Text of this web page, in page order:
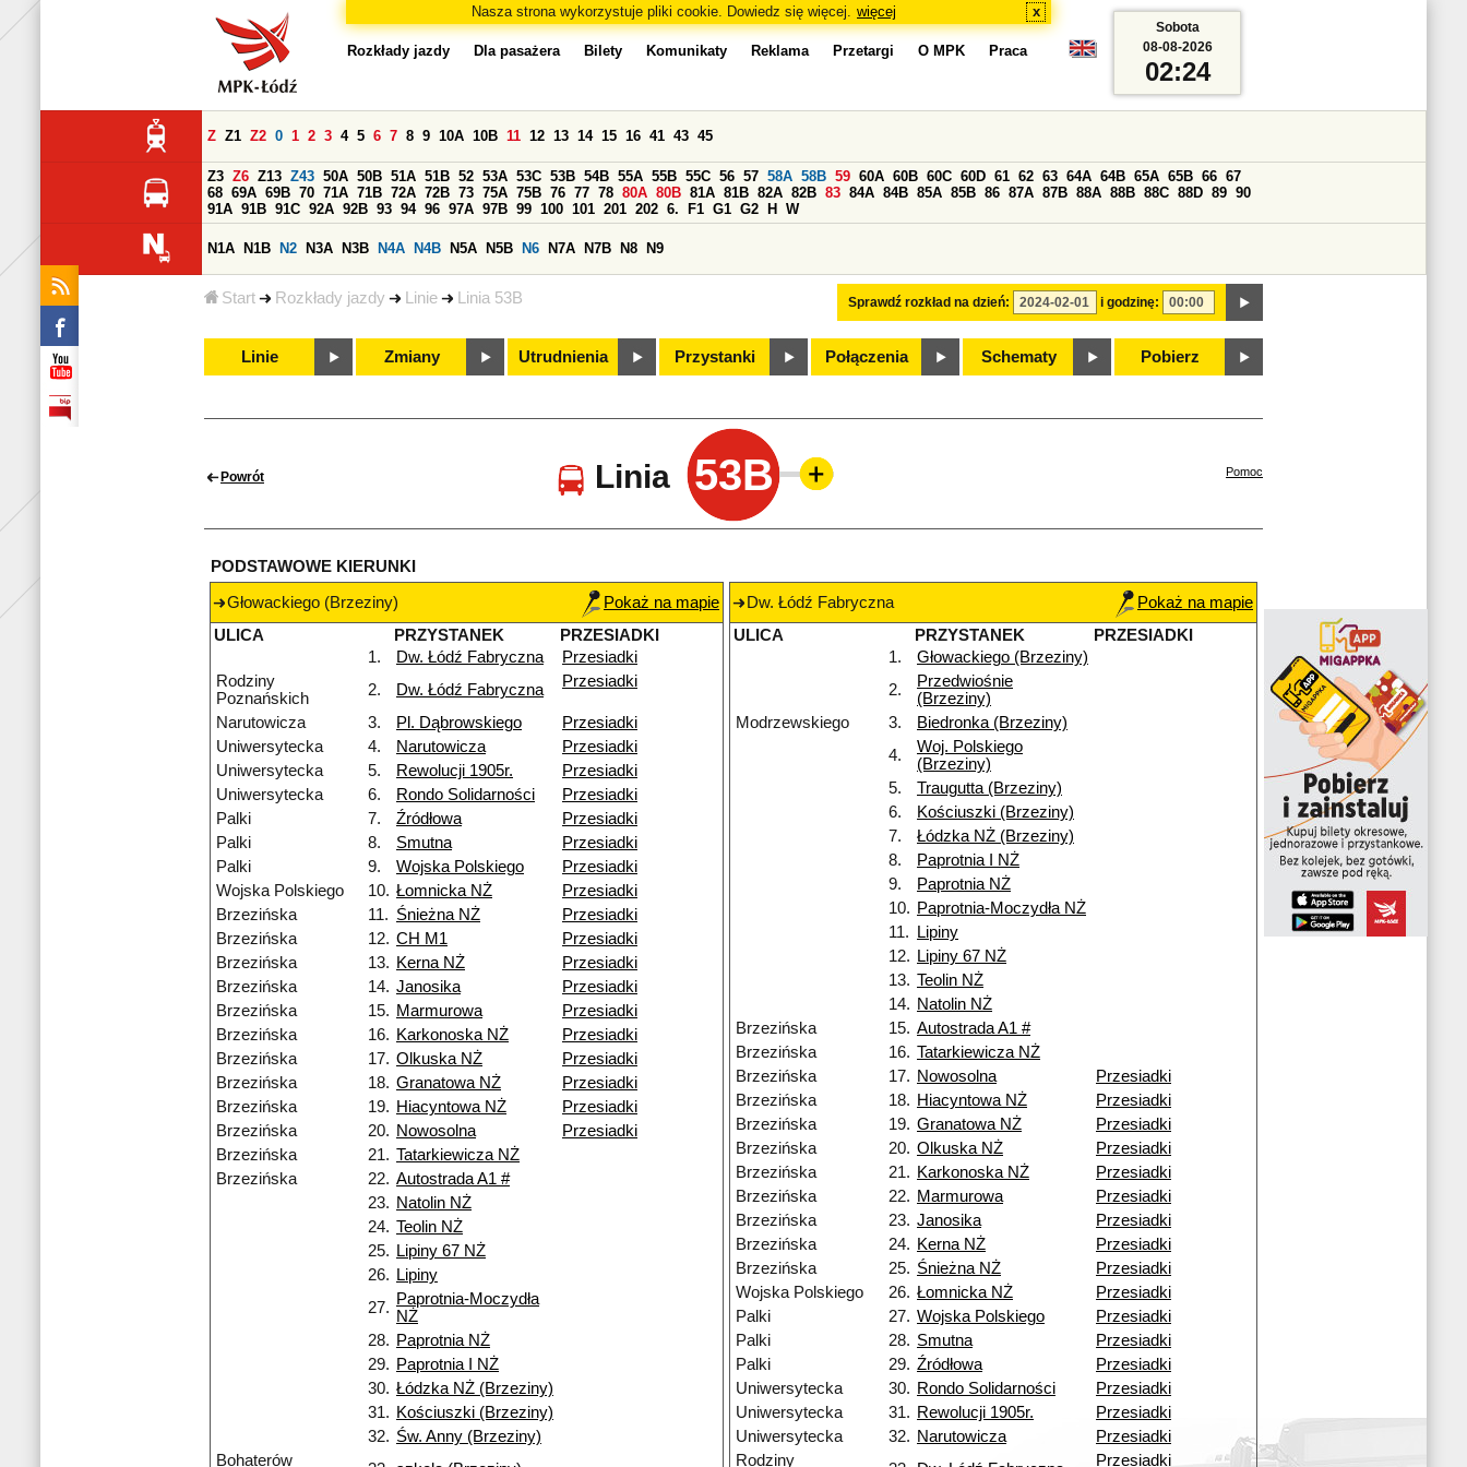
Nasza strona wykorzystuje pliki cookie. Dowiedz się więcej. więcej x
Start Rozkłady jazdy Linie Linia 53B
Rozkłady jazdy Dla pasażera Bilety Komunikaty Reklama Przetargi O MPK Praca
Sprawdź rozkład na dzień: i godzinę:
Z Z1 Z2 0 1 2 3 4 5 6 7 8 9 10A 10B 11 12 13 14 15 16 41 43 45
Z3 Z6 Z13 Z43 50A 50B 51A 51B 52 53A 53C 53B 54B 55A 55B 55C 56 57 58A 58B 59 60A 60B 60C 60D 61 62 63 64A 64B 65A 65B 66 67
68 69A 69B 70 71A 71B 72A 72B 73 75A 75B 76 77 78 80A 80B 81A 81B 82A 82B 83 84A 84B 85A 85B 86 87A 87B 88A 88B 88C 88D 89 90
91A 91B 91C 92A 92B 93 94 96 97A 97B 99 100 101 201 202 6. F1 G1 G2 H W
N1A N1B N2 N3A N3B N4A N4B N5A N5B N6 N7A N7B N8 N9
Linie Zmiany Utrudnienia Przystanki Połączenia Schematy Pobierz
Sobota
08-08-2026
02:24
Powrót Linia 53B Pomoc
PODSTAWOWE KIERUNKI
Głowackiego (Brzeziny)
Pokaż na mapie
ULICA
PRZYSTANEK
PRZESIADKI
1.
Dw. Łódź Fabryczna
Przesiadki
Rodziny
Poznańskich
2. Dw. Łódź Fabryczna Przesiadki
Narutowicza 3. Pl. Dąbrowskiego
Przesiadki
Uniwersytecka
4. Narutowicza
Przesiadki
Uniwersytecka
5. Rewolucji 1905r.
Przesiadki
Uniwersytecka
6. Rondo Solidarności
Przesiadki
Palki
7. Źródłowa
Przesiadki
Palki
8. Smutna
Przesiadki
Palki
9. Wojska Polskiego
Przesiadki
Wojska Polskiego
10. Łomnicka NŻ
Przesiadki
Brzezińska
11. Śnieżna NŻ
Przesiadki
Brzezińska
12. CH M1
Przesiadki
Brzezińska
13. Kerna NŻ
Przesiadki
Brzezińska
14. Janosika
Przesiadki
Brzezińska
15. Marmurowa
Przesiadki
Brzezińska
16. Karkonoska NŻ
Przesiadki
Brzezińska
17. Olkuska NŻ
Przesiadki
Brzezińska
18. Granatowa NŻ
Przesiadki
Brzezińska
19. Hiacyntowa NŻ
Przesiadki
Brzezińska
20. Nowosolna
Przesiadki
Brzezińska
21. Tatarkiewicza NŻ
Brzezińska
22. Autostrada A1 #
23. Natolin NŻ
24. Teolin NŻ
25.
Lipiny 67 NŻ
26.
Lipiny
27. Paprotnia-Moczydła
NŻ
28. Paprotnia NŻ
29. Paprotnia I NŻ
30. Łódzka NŻ (Brzeziny)
31. Kościuszki (Brzeziny)
32. Św. Anny (Brzeziny)
Bohaterów
Dw. Łódź Fabryczna
Pokaż na mapie
ULICA
PRZYSTANEK
PRZESIADKI
1.
Głowackiego (Brzeziny)
2.
Przedwiośnie
(Brzeziny)
Modrzewskiego
3.
Biedronka (Brzeziny)
4.
Woj. Polskiego
(Brzeziny)
5.
Traugutta (Brzeziny)
6.
Kościuszki (Brzeziny)
7.
Łódzka NŻ (Brzeziny)
8.
Paprotnia I NŻ
9.
Paprotnia NŻ
10. Paprotnia-Moczydła NŻ
11.
Lipiny
12.
Lipiny 67 NŻ
13. Teolin NŻ
14. Natolin NŻ
Brzezińska
15. Autostrada A1 #
Brzezińska
16. Tatarkiewicza NŻ
Brzezińska
17. Nowosolna
Przesiadki
Brzezińska
18. Hiacyntowa NŻ
Przesiadki
Brzezińska
19. Granatowa NŻ
Przesiadki
Brzezińska
20. Olkuska NŻ
Przesiadki
Brzezińska
21. Karkonoska NŻ
Przesiadki
Brzezińska
22. Marmurowa
Przesiadki
Brzezińska
23. Janosika
Przesiadki
Brzezińska
24. Kerna NŻ
Przesiadki
Brzezińska
25. Śnieżna NŻ
Przesiadki
Wojska Polskiego
26. Łomnicka NŻ
Przesiadki
Palki
27. Wojska Polskiego
Przesiadki
Palki
28. Smutna
Przesiadki
Palki
29. Źródłowa
Przesiadki
Uniwersytecka
30. Rondo Solidarności
Przesiadki
Uniwersytecka
31. Rewolucji 1905r.
Przesiadki
Uniwersytecka
32. Narutowicza
Przesiadki
Rodziny
Przesiadki